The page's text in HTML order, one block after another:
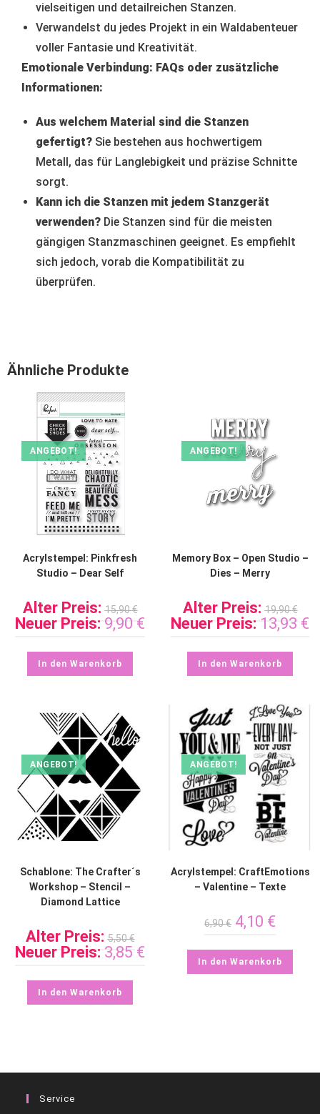
vielseitigen und detailreichen Stanzen.
Verwandelst du jedes Projekt in ein Waldabenteuer
voller Fantasie und Kreativität.
Emotionale Verbindung: FAQs oder zusätzliche
Informationen:
Aus welchem Material sind die Stanzen
gefertigt? Sie bestehen aus hochwertigem
Metall, das für Langlebigkeit und präzise Schnitte
sorgt.
Kann ich die Stanzen mit jedem Stanzgerät
verwenden? Die Stanzen sind für die meisten
gängigen Stanzmaschinen geeignet. Es empfiehlt
sich jedoch, vorab die Kompatibilität zu
überprüfen.
Ähnliche Produkte
ANGEBOT!
Acrylstempel: Pinkfresh
Studio – Dear Self
Alter Preis: 15,90€
Neuer Preis: 9,90 €
In den Warenkorb
ANGEBOT!
Memory Box – Open Studio –
Dies – Merry
Alter Preis: 19,90€
Neuer Preis: 13,93 €
In den Warenkorb
ANGEBOT!
Schablone: The Crafter´s
Workshop – Stencil –
Diamond Lattice
Alter Preis: 5,50€
Neuer Preis: 3,85 €
In den Warenkorb
ANGEBOT!
Acrylstempel: CraftEmotions
– Valentine – Texte
6,90€ 4,10 €
In den Warenkorb
Service